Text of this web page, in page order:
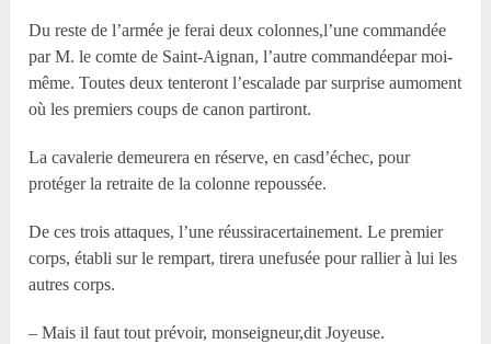
Du reste de l’armée je ferai deux colonnes,l’une commandée
par M. le comte de Saint-Aignan, l’autre commandéepar moi-
même. Toutes deux tenteront l’escalade par surprise aumoment
où les premiers coups de canon partiront.
La cavalerie demeurera en réserve, en casd’échec, pour
protéger la retraite de la colonne repoussée.
De ces trois attaques, l’une réussiracertainement. Le premier
corps, établi sur le rempart, tirera unefusée pour rallier à lui les
autres corps.
– Mais il faut tout prévoir, monseigneur,dit Joyeuse.